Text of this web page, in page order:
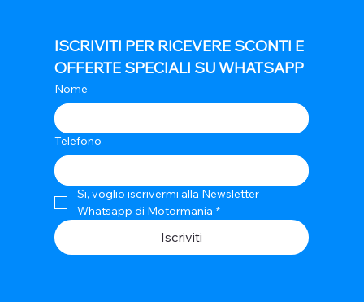
ISCRIVITI PER RICEVERE SCONTI E
OFFERTE SPECIALI SU WHATSAPP
Nome
Telefono
Si, voglio iscrivermi alla Newsletter
Whatsapp di Motormania *
Iscriviti